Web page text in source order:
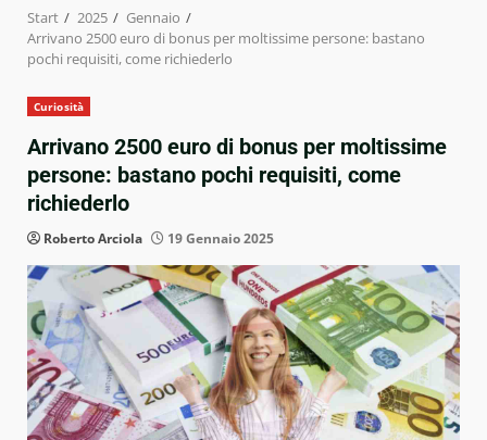
Start 2025
Gennaio
Arrivano 2500 euro di bonus per moltissime persone: bastano
pochi requisiti, come richiederlo
Curiosità
Arrivano 2500 euro di bonus per moltissime
persone: bastano pochi requisiti, come
richiederlo
Roberto Arciola 19 Gennaio 2025